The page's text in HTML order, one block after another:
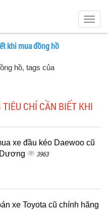
khi mua đồng hồ
hồ, tags của
CHÍ CẦN BIẾT KHI
xe đầu kéo Daewoo cũ
3963
xe Toyota cũ chính hãng